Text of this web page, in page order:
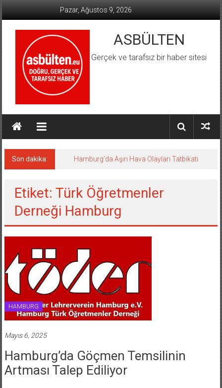
Pazar, Ağustos 9, 2026
ASBÜLTEN
Gerçek ve tarafsız bir haber sitesi
Son dakika: Hamburg’da Aşırı Hava Olayları Tatbikatı
Etiket: Türk Öğretmenler
Derneği Hamburg
HAMBURG
Mayıs 6, 2025
Hamburg’da Göçmen Temsilinin
Artması Talep Ediliyor